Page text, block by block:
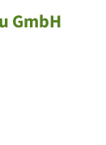
GmbH